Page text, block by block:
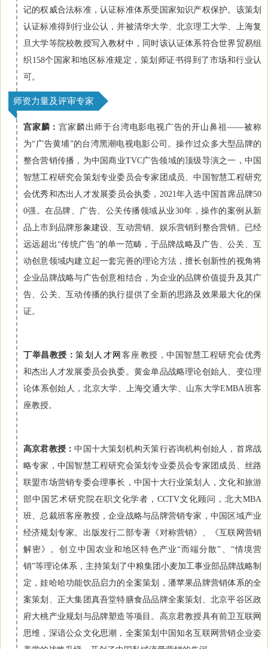
记的权威合法标准，认证标准体系受国家知识产权保护。该策划
认证标准得到行业公认，并被清华大学、北京理工大学、上海复
旦大学等院校教授写入教材中，同时该认证体系符合世界贸易组
织158个国家和地区标准规定，策划师证书得到了市场和行业认
可。
师资力量及评审专家
宫家麟：宫家麟出师于台湾电影电视广告的开山鼻祖——被称
为“广告黄埔”的台湾黑潮电视电影公司。操作过众多大型品牌的
整合营销传播，为中国商业TVC广告领域的顶级导演之一，中国
智慧工程研究会策划专业委员会专家团成员、中国智慧工程研究
会优秀和杰出人才发展委员会执委，2021年入选中国首席品牌50
0强。在品牌、广告、公关传播领域从业30年，操作的案例从新
品上市到品牌形象建设、互动营销、娱乐营销到整合营销。已经
远远超出“传统广告”的单一范畴，于品牌战略及广告、公关、互
动创意领域内建立起一套完善的理论方法，擅长创新性的视角将
企业品牌战略与广告创意相结合，为企业的品牌价值提升及其广
告、公关、互动传播的执行提供了全新的思路及效果最大化的保
证。
丁举昌教授： 策划人才网 客座 教授，中国智慧工程研究会优秀
和杰出人才发展委员会执委。黄金单品战略理论创始人、变位理
论体系创始人，北京大学、上海交通大学、山东大学EMBA班客
座教授。
高京君教授：中国十大策划机构天策行咨询机构创始人，首席战
略专家，中国智慧工程研究会策划专业委员会专家团成员、丝路
联盟市场营销专委会理事长，中国十大行业策划人，文化和旅游
部中国艺术研究院在职文化学者，CCTV文化顾问，北大MBA
班、总裁班客座教授，企业战略与品牌营销专家，中国区域产业
经济规划专家。出版发行二部专著《对称营销》、《互联网营销
解密》。创立中国农业和地区特色产业“而端分散”、“情境营
销”等理论体系，主持策划了中粮集团小麦加工事业部品牌战略制
定，娃哈哈功能饮品启力的全案策划，潘苹果品牌营销体系的全
案策划、正大集团真吾堂特膳食品品牌全案策划、北京平谷区政
府大桃产业规划与品牌塑造等项目。高京君教授具有前卫互联网
思维，深谙公众文化思潮，全案策划中国知名互联网营销企业姿